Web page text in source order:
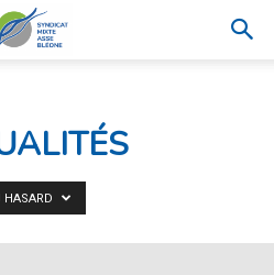
HASARD